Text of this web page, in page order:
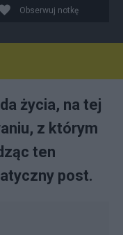
Obserwuj notkę
życia, na tej
z którym
ten
post.